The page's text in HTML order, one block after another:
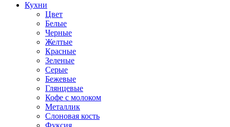
Кухни
Цвет
Белые
Черные
Желтые
Красные
Зеленые
Серые
Бежевые
Глянцевые
Кофе с молоком
Металлик
Слоновая кость
Фуксия